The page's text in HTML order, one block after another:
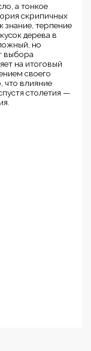
а тонкое
скрипичных
знание, терпение
дерева в
но
выбора
на итоговый
своего
что влияние
столетия —